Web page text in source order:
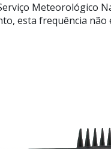
Meteorológico
esta frequência